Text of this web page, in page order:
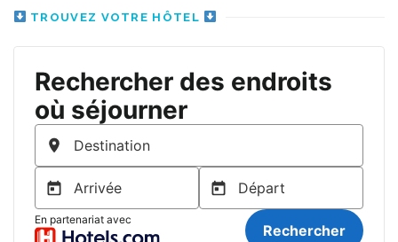
TROUVEZ VOTRE HÔTEL